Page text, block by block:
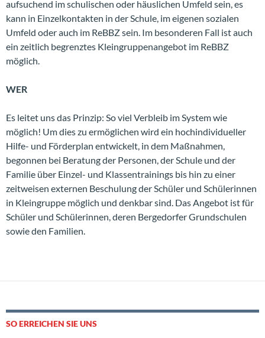
aufsuchend im schulischen oder häuslichen Umfeld sein, es
kann in Einzelkontakten in der Schule, im eigenen sozialen
Umfeld oder auch im ReBBZ sein. Im besonderen Fall ist auch
ein zeitlich begrenztes Kleingruppenangebot im ReBBZ
möglich.
WER
Es leitet uns das Prinzip: So viel Verbleib im System wie
möglich! Um dies zu ermöglichen wird ein hochindividueller
Hilfe- und Förderplan entwickelt, in dem Maßnahmen,
begonnen bei Beratung der Personen, der Schule und der
Familie über Einzel- und Klassentrainings bis hin zu einer
zeitweisen externen Beschulung der Schüler und Schülerinnen
in Kleingruppe möglich und denkbar sind. Das Angebot ist für
Schüler und Schülerinnen, deren Bergedorfer Grundschulen
sowie den Familien.
SO ERREICHEN SIE UNS